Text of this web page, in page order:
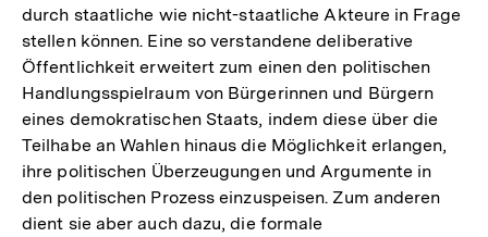
durch staatliche wie nicht-staatliche Akteure in Frage
stellen können. Eine so verstandene deliberative
Öffentlichkeit erweitert zum einen den politischen
Handlungsspielraum von Bürgerinnen und Bürgern
eines demokratischen Staats, indem diese über die
Teilhabe an Wahlen hinaus die Möglichkeit erlangen,
ihre politischen Überzeugungen und Argumente in
den politischen Prozess einzuspeisen. Zum anderen
dient sie aber auch dazu, die formale